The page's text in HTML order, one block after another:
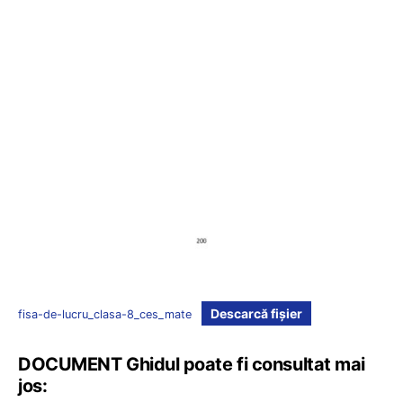
fisa-de-lucru_clasa-8_ces_mate Descarcă fișier
DOCUMENT Ghidul poate fi consultat mai
jos: